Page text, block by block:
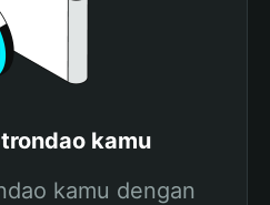
kamu
kamu dengan